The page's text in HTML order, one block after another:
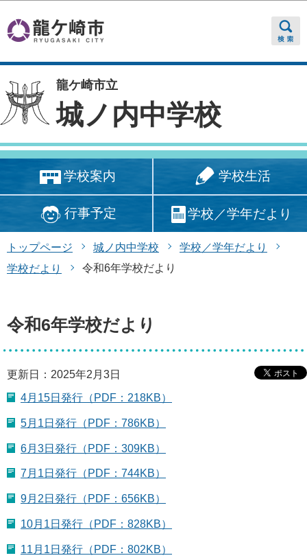
龍ケ崎市立
城ノ内中学校
学校案内 学校生活
行事予定 学校／学年だより
トップページ 城ノ内中学校
学校／学年だより
学校だより
令和6年学校だより
令和6年学校だより
更新日：2025年2月3日
4月15日発行（PDF：218KB）
5月1日発行（PDF：786KB）
6月3日発行（PDF：309KB）
7月1日発行（PDF：744KB）
9月2日発行（PDF：656KB）
10月1日発行（PDF：828KB）
11月1日発行（PDF：802KB）